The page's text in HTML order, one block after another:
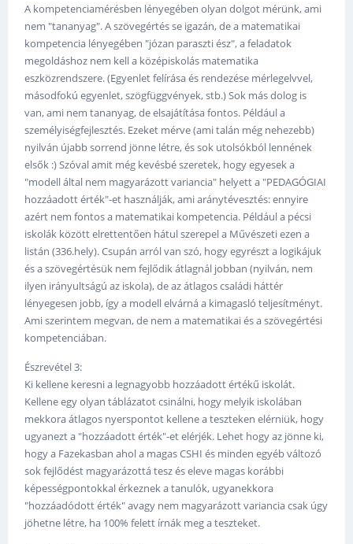
A kompetenciamérésben lényegében olyan dolgot mérünk, ami
nem "tananyag". A szövegértés se igazán, de a matematikai
kompetencia lényegében "józan paraszti ész", a feladatok
megoldáshoz nem kell a középiskolás matematika
eszközrendszere. (Egyenlet felírása és rendezése mérlegelvvel,
másodfokú egyenlet, szögfüggvények, stb.) Sok más dolog is
van, ami nem tananyag, de elsajátítása fontos. Például a
személyiségfejlesztés. Ezeket mérve (ami talán még nehezebb)
nyilván újabb sorrend jönne létre, és sok utolsókból lennének
elsők :) Szóval amit még kevésbé szeretek, hogy egyesek a
"modell által nem magyarázott variancia" helyett a "PEDAGÓGIAI
hozzáadott érték"-et használják, ami aránytévesztés: ennyire
azért nem fontos a matematikai kompetencia. Például a pécsi
iskolák között elrettentően hátul szerepel a Művészeti ezen a
listán (336.hely). Csupán arról van szó, hogy egyrészt a logikájuk
és a szövegértésük nem fejlődik átlagnál jobban (nyilván, nem
ilyen irányultságú az iskola), de az átlagos családi háttér
lényegesen jobb, így a modell elvárná a kimagasló teljesítményt.
Ami szerintem megvan, de nem a matematikai és a szövegértési
kompetenciában.
Észrevétel 3:
Ki kellene keresni a legnagyobb hozzáadott értékű iskolát.
Kellene egy olyan táblázatot csinálni, hogy melyik iskolában
mekkora átlagos nyerspontot kellene a teszteken elérniük, hogy
ugyanezt a "hozzáadott érték"-et elérjék. Lehet hogy az jönne ki,
hogy a Fazekasban ahol a magas CSHI és minden egyéb változó
sok fejlődést magyarázottá tesz és eleve magas korábbi
képességpontokkal érkeznek a tanulók, ugyanekkora
"hozzáadódott érték" avagy nem magyarázott variancia csak úgy
jöhetne létre, ha 100% felett írnák meg a teszteket.